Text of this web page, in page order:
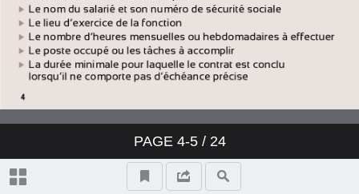
PAGE 4-5/ 24